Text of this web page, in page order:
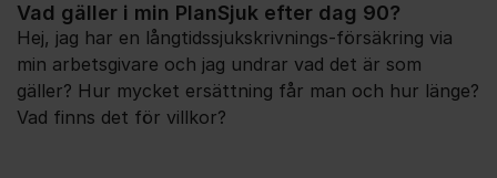
Vad gäller i min PlanSjuk efter dag 90?
Hej, jag har en långtidssjukskrivnings-försäkring via
min arbetsgivare och jag undrar vad det är som
gäller? Hur mycket ersättning får man och hur länge?
Vad finns det för villkor?